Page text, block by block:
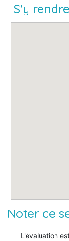
S'y rendre
Noter ce
L'évaluation